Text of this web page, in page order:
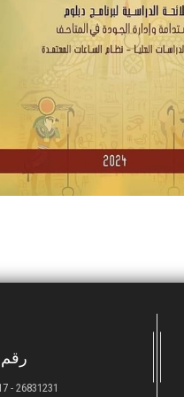
رقم
26831231 - 26831417 - 26831474